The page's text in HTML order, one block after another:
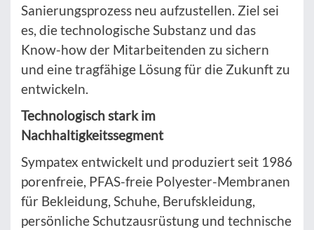
Sanierungsprozess neu aufzustellen. Ziel sei
es, die technologische Substanz und das
Know-how der Mitarbeitenden zu sichern
und eine tragfähige Lösung für die Zukunft zu
entwickeln.
Technologisch stark im
Nachhaltigkeitssegment
Sympatex entwickelt und produziert seit 1986
porenfreie, PFAS-freie Polyester-Membranen
für Bekleidung, Schuhe, Berufskleidung,
persönliche Schutzausrüstung und technische